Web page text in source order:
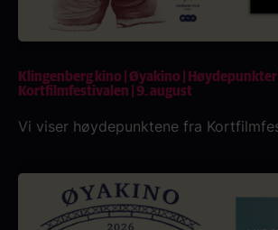
Klingenberg kino | Øyakino |
Kortfilmfestivalen | 9. august
Vi viser høydepunktene fra